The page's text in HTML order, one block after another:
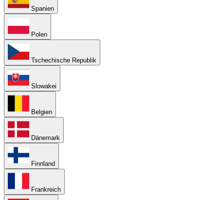
Spanien
Polen
Tschechische Republik
Slowakei
Belgien
Dänemark
Finnland
Frankreich